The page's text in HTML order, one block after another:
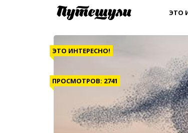
ЭТО
ЭТО ИНТЕРЕСНО!
ПРОСМОТРОВ: 2741